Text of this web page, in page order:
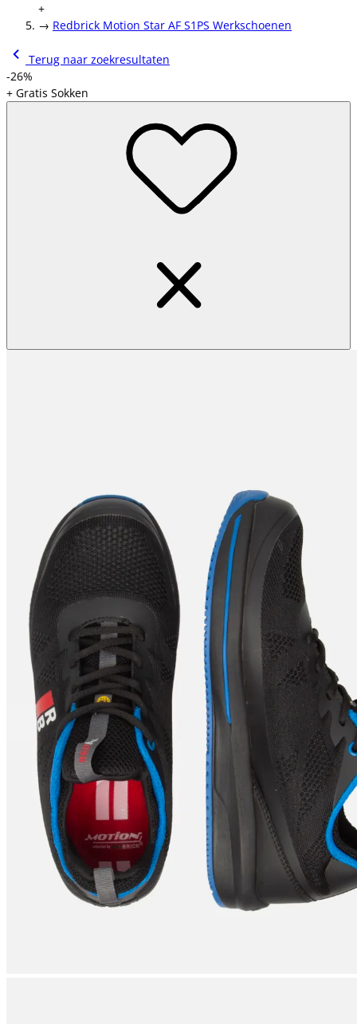
+
→ Redbrick Motion Star AF S1PS Werkschoenen
Terug naar zoekresultaten
-26%
+ Gratis Sokken